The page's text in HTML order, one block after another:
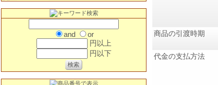
and
or
円以上
円以下
商品の引渡時期
代金の支払方法